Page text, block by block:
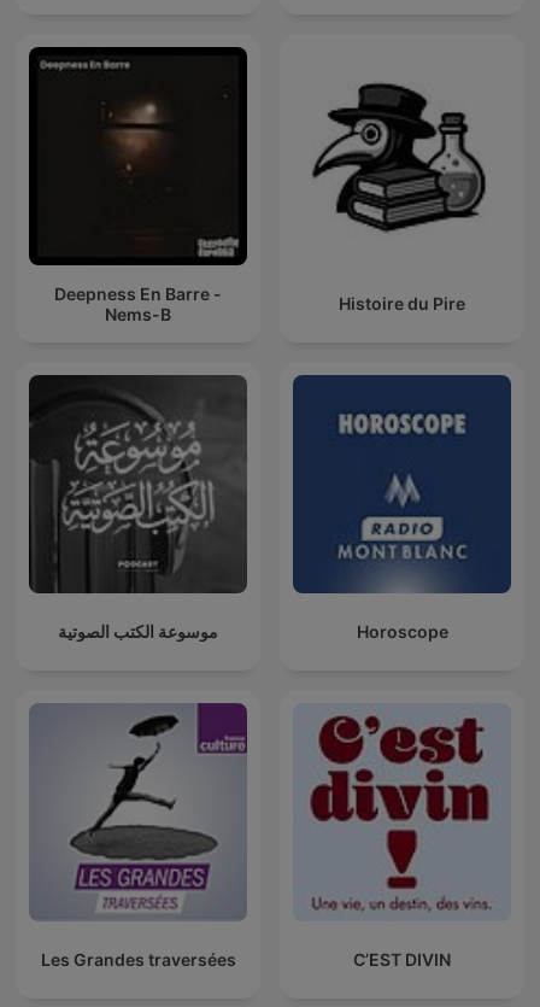
Deepness En Barre -
Nems-B
Histoire du Pire
موسوعة الكتب الصوتية Horoscope
Les Grandes traversées C’EST DIVIN